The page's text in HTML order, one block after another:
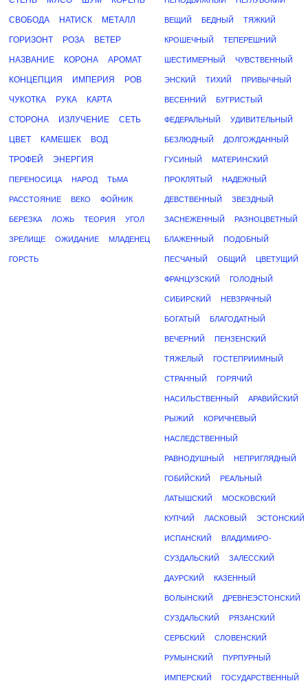
СВОБОДА НАТИСК МЕТАЛЛ
ГОРИЗОНТ РОЗА ВЕТЕР
НАЗВАНИЕ КОРОНА АРОМАТ
КОНЦЕПЦИЯ ИМПЕРИЯ РОВ
ЧУКОТКА РУКА КАРТА
СТОРОНА ИЗЛУЧЕНИЕ СЕТЬ
ЦВЕТ КАМЕШЕК ВОД
ТРОФЕЙ ЭНЕРГИЯ
ПЕРЕНОСИЦА НАРОД ТЬМА
РАССТОЯНИЕ ВЕКО ФОЙНИК
БЕРЕЗКА ЛОЖЬ ТЕОРИЯ УГОЛ
ЗРЕЛИЩЕ ОЖИДАНИЕ МЛАДЕНЕЦ
ГОРСТЬ
ВЕЩИЙ БЕДНЫЙ ТЯЖКИЙ
КРОШЕЧНЫЙ ТЕПЕРЕШНИЙ
ШЕСТИМЕРНЫЙ ЧУВСТВЕННЫЙ
ЭНСКИЙ ТИХИЙ ПРИВЫЧНЫЙ
ВЕСЕННИЙ БУГРИСТЫЙ
ФЕДЕРАЛЬНЫЙ УДИВИТЕЛЬНЫЙ
БЕЗЛЮДНЫЙ ДОЛГОЖДАННЫЙ
ГУСИНЫЙ МАТЕРИНСКИЙ
ПРОКЛЯТЫЙ НАДЕЖНЫЙ
ДЕВСТВЕННЫЙ ЗВЕЗДНЫЙ
ЗАСНЕЖЕННЫЙ РАЗНОЦВЕТНЫЙ
БЛАЖЕННЫЙ ПОДОБНЫЙ
ПЕСЧАНЫЙ ОБЩИЙ ЦВЕТУЩИЙ
ФРАНЦУЗСКИЙ ГОЛОДНЫЙ
СИБИРСКИЙ НЕВЗРАЧНЫЙ
БОГАТЫЙ БЛАГОДАТНЫЙ
ВЕЧЕРНИЙ ПЕНЗЕНСКИЙ
ТЯЖЕЛЫЙ ГОСТЕПРИИМНЫЙ
СТРАННЫЙ ГОРЯЧИЙ
НАСИЛЬСТВЕННЫЙ АРАВИЙСКИЙ
РЫЖИЙ КОРИЧНЕВЫЙ
НАСЛЕДСТВЕННЫЙ
РАВНОДУШНЫЙ НЕПРИГЛЯДНЫЙ
ГОБИЙСКИЙ РЕАЛЬНЫЙ
ЛАТЫШСКИЙ МОСКОВСКИЙ
КУПЧИЙ ЛАСКОВЫЙ ЭСТОНСКИЙ
ИСПАНСКИЙ ВЛАДИМИРО-
СУЗДАЛЬСКИЙ ЗАЛЕССКИЙ
ДАУРСКИЙ КАЗЕННЫЙ
ВОЛЫНСКИЙ ДРЕВНЕЭСТОНСКИЙ
СУЗДАЛЬСКИЙ РЯЗАНСКИЙ
СЕРБСКИЙ СЛОВЕНСКИЙ
РУМЫНСКИЙ ПУРПУРНЫЙ
ИМПЕРСКИЙ ГОСУДАРСТВЕННЫЙ